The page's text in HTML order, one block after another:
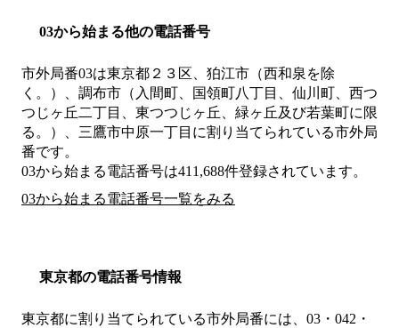
03から始まる他の電話番号
市外局番03は東京都２３区、狛江市（西和泉を除
く。）、調布市（入間町、国領町八丁目、仙川町、西つ
つじヶ丘二丁目、東つつじヶ丘、緑ヶ丘及び若葉町に限
る。）、三鷹市中原一丁目 に割り当てられている市外局
番です。
03から始まる電話番号は411,688件登録されています。
03から始まる電話番号一覧をみる
東京都の電話番号情報
東京都に割り当てられている市外局番には、03・042・